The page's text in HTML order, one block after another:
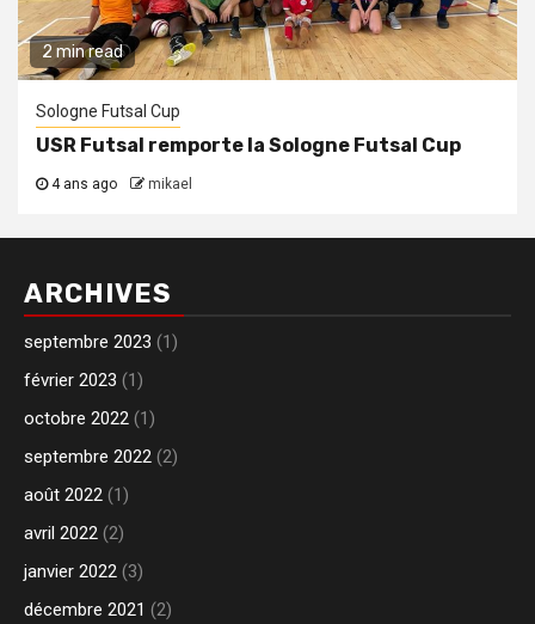
2 min read
Sologne Futsal Cup
USR Futsal remporte la Sologne Futsal Cup
4 ans ago mikael
ARCHIVES
septembre 2023 (1)
février 2023 (1)
octobre 2022 (1)
septembre 2022 (2)
août 2022 (1)
avril 2022 (2)
janvier 2022 (3)
décembre 2021 (2)